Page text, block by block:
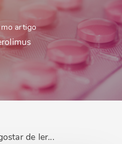
artigo
de ler...